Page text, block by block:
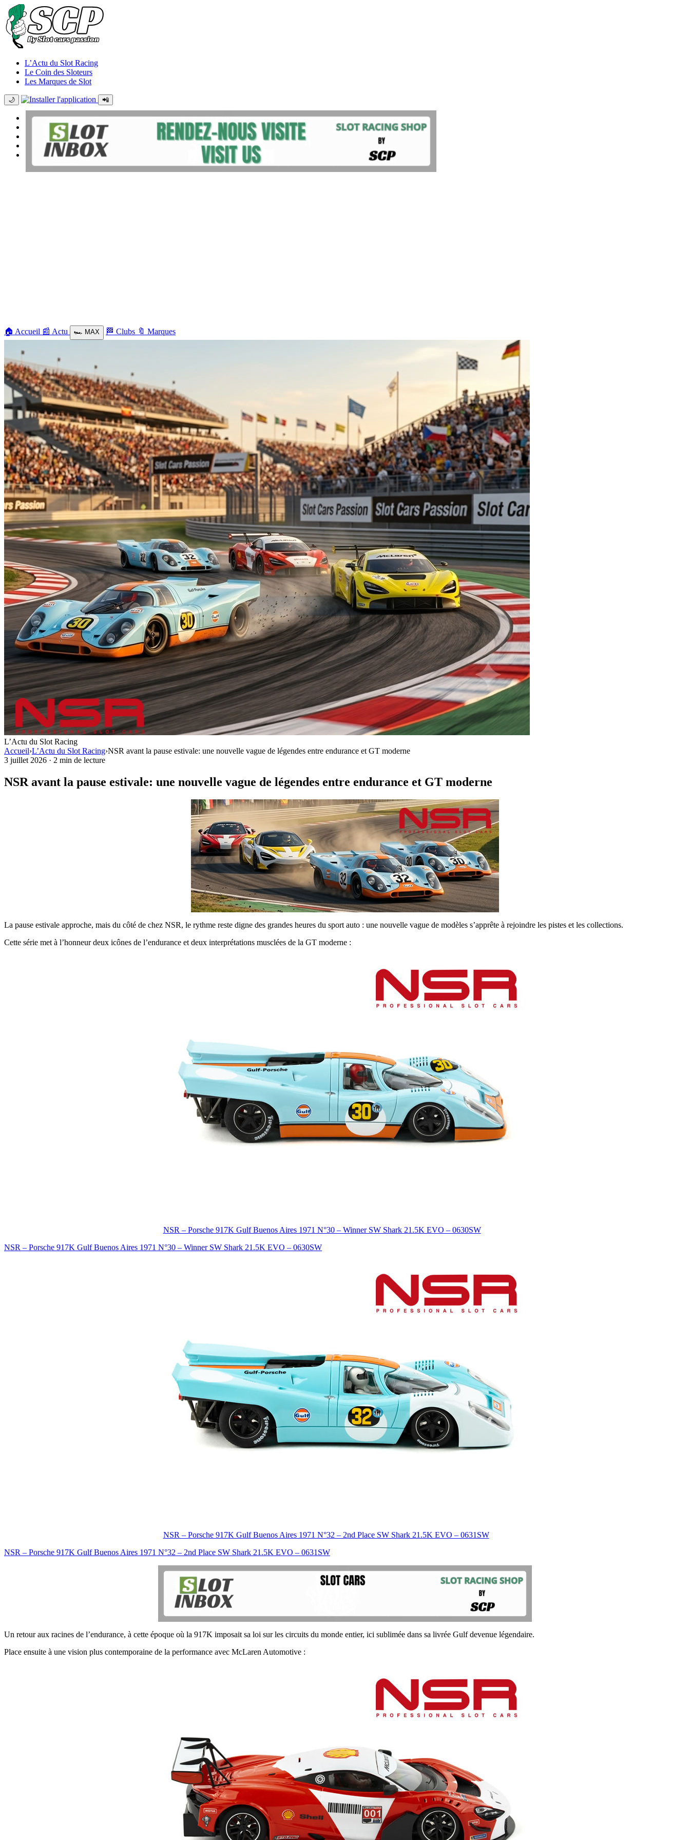
L’Actu du Slot Racing
Le Coin des Sloteurs
Les Marques de Slot
🌙 📲
🏠 Accueil 📰 Actu 🏎️ MAX 🏁 Clubs 🔖 Marques
L’Actu du Slot Racing
Accueil›L’Actu du Slot Racing›NSR avant la pause estivale: une nouvelle vague de légendes entre endurance et GT moderne
3 juillet 2026 · 2 min de lecture
NSR avant la pause estivale: une nouvelle vague de légendes entre endurance et GT moderne
La pause estivale approche, mais du côté de chez NSR, le rythme reste digne des grandes heures du sport auto : une nouvelle vague de modèles s’apprête à rejoindre les pistes et les collections.
Cette série met à l’honneur deux icônes de l’endurance et deux interprétations musclées de la GT moderne :
NSR – Porsche 917K Gulf Buenos Aires 1971 N°30 – Winner SW Shark 21.5K EVO – 0630SW
NSR – Porsche 917K Gulf Buenos Aires 1971 N°30 – Winner SW Shark 21.5K EVO – 0630SW
NSR – Porsche 917K Gulf Buenos Aires 1971 N°32 – 2nd Place SW Shark 21.5K EVO – 0631SW
NSR – Porsche 917K Gulf Buenos Aires 1971 N°32 – 2nd Place SW Shark 21.5K EVO – 0631SW
Un retour aux racines de l’endurance, à cette époque où la 917K imposait sa loi sur les circuits du monde entier, ici sublimée dans sa livrée Gulf devenue légendaire.
Place ensuite à une vision plus contemporaine de la performance avec McLaren Automotive :